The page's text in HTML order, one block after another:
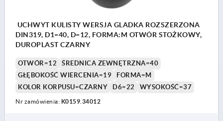
UCHWYT KULISTY WERSJA GLADKA ROZSZERZONA
DIN319, D1=40, D=12, FORMA:M OTWÓR STOŻKOWY,
DUROPLAST CZARNY
OTWÓR=12
ŚREDNICA ZEWNĘTRZNA=40
GŁĘBOKOŚĆ WIERCENIA=19
FORMA=M
KOLOR KORPUSU=CZARNY
D6=22 WYSOKOŚĆ=37
Nr zamówienia: K0159.34012